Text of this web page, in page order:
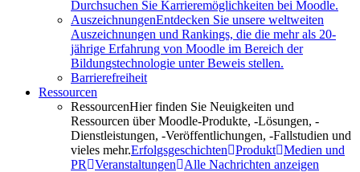
Durchsuchen Sie Karrieremöglichkeiten bei Moodle.
AuszeichnungenEntdecken Sie unsere weltweiten
Auszeichnungen und Rankings, die die mehr als 20-
jährige Erfahrung von Moodle im Bereich der
Bildungstechnologie unter Beweis stellen.
Barrierefreiheit
Ressourcen
RessourcenHier finden Sie Neuigkeiten und
Ressourcen über Moodle-Produkte, -Lösungen, -
Dienstleistungen, -Veröffentlichungen, -Fallstudien und
vieles mehr.Erfolgsgeschichten Produkt Medien und
PR
Veranstaltungen Alle Nachrichten anzeigen